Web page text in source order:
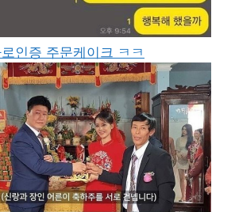
인증 주문케이크 ㅋㅋ